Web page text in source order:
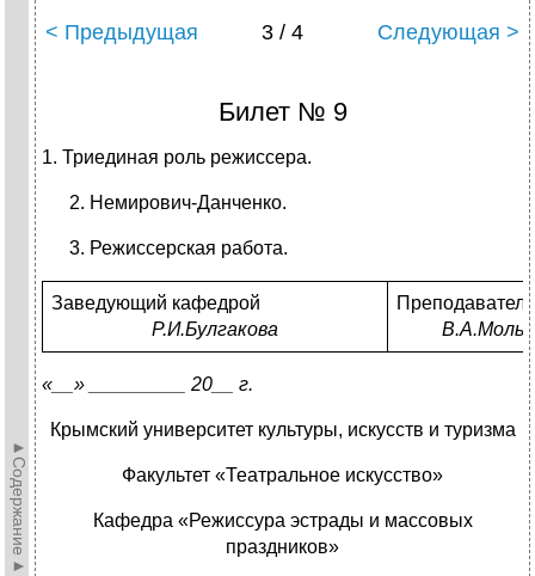
►Содержание►
< Предыдущая 3 / 4 Следующая >
Билет № 9
1. Триединая роль режиссера.
Немирович-Данченко.
Режиссерская работа.
Заведующий кафедрой
Р.И.Булгакова
Преподаватель
«__» _________ 20__ г.
Крымский университет культуры, искусств и туризма
Факультет «Театральное искусство»
Кафедра «Режиссура эстрады и массовых
праздников»